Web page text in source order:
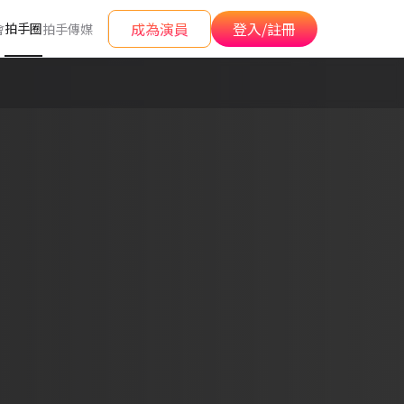
拍手圈拍手傳媒 成為演員 登入/註冊